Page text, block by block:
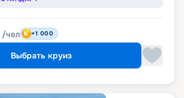
/чел +1 000
Выбрать круиз